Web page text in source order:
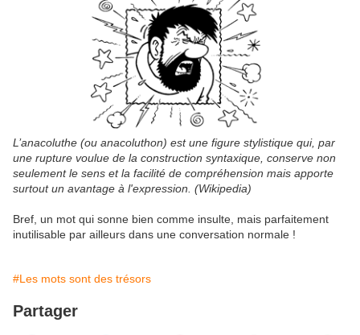
L’anacoluthe (ou anacoluthon) est une figure stylistique qui, par
une rupture voulue de la construction syntaxique, conserve non
seulement le sens et la facilité de compréhension mais apporte
surtout un avantage à l'expression. (Wikipedia)
Bref, un mot qui sonne bien comme insulte, mais parfaitement
inutilisable par ailleurs dans une conversation normale !
#Les mots sont des trésors
Partager